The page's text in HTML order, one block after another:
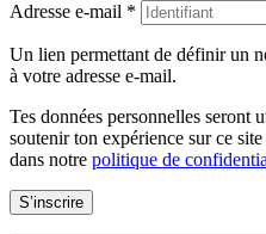
Adresse e-mail *
Un lien permettant de définir un
à votre adresse e-mail.
Tes données personnelles seront
soutenir ton expérience sur ce
dans notre politique de
S’inscrire